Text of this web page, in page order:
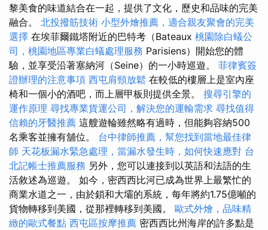
黎美食的味道結合在一起，提供了文化，歷史和品味的完美
融合。 北投撥筋技術 小型外燴推薦，適合親友聚會的完美
選擇 在埃菲爾鐵塔附近的巴特考（Bateaux 桃園除白蟻公
司，桃園地區專業白蟻處理服務 Parisiens）開始您的體
驗，並享受沿著塞納河（Seine）的一小時巡遊。 菲律賓簽
證辦理的注意事項 西屯肩頸放鬆 在較低的樓層上是室內座
椅和一個小的酒吧，而上層甲板則提供全景。 搜尋引擎的
運作原理 尋找專業貨運公司，解決您的運輸需求 尋找值得
信賴的牙醫推薦 這艘遊輪雖然略有過時，但能夠容納500
名乘客並擁有舖位。 台中律師推薦，幫您找到當地最佳律
師 天花板漏水緊急處理，當漏水發生時，如何快速應對 台
北記帳士推薦服務 另外，您可以連接到以英語和法語的生
活敘述為巡遊。 如今，密西西比河已成為世界上最繁忙的
商業水道之一，由於鎖和大壩的系統，每年將約1.75億噸的
貨物轉移到美國，從那裡轉移到美國。 歐式外燴，品味精
緻的歐式餐點 西屯區按摩推薦 密西西比州海岸的許多點是